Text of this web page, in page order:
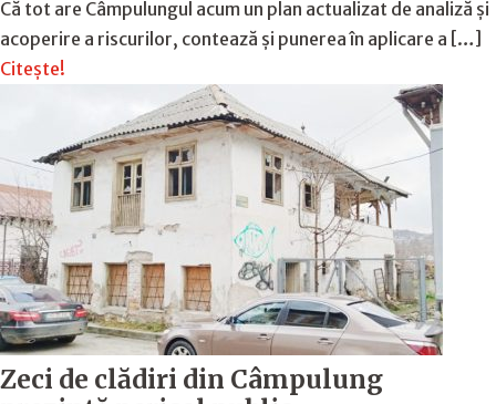
Că tot are Câmpulungul acum un plan actualizat de analiză și
acoperire a riscurilor, contează și punerea în aplicare a […]
Citește!
Zeci de clădiri din Câmpulung